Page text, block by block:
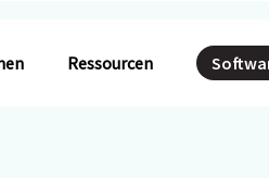
Ressourcen